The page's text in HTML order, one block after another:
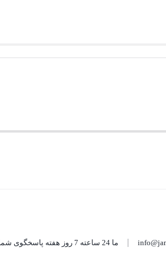
ما 24 ساعته 7 روز هفته پاسخگوی شما هستیم.